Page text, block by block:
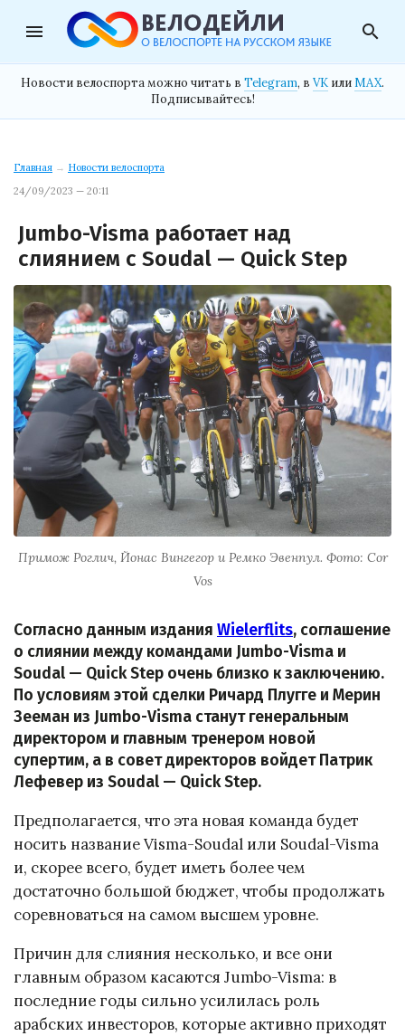
menu search
Новости велоспорта можно читать в Telegram, в VK илиMAX.
Подписывайтесь!
Главная → Новости велоспорта
24/09/2023 — 20:11
Jumbo-Visma работает над
слиянием с Soudal — Quick Step
Примож Роглич, Йонас Вингегор и Ремко Эвенпул. Фото: Cor
Vos
Согласно данным издания Wielerflits, соглашение
о слиянии между командами Jumbo-Visma и
Soudal — Quick Step очень близко к заключению.
По условиям этой сделки Ричард Плугге и Мерин
Зееман из Jumbo-Visma станут генеральным
директором и главным тренером новой
супертим, а в совет директоров войдет Патрик
Лефевер из Soudal — Quick Step.
Предполагается, что эта новая команда будет
носить название Visma-Soudal или Soudal-Visma
и, скорее всего, будет иметь более чем
достаточно большой бюджет, чтобы продолжать
соревноваться на самом высшем уровне.
Причин для слияния несколько, и все они
главным образом касаются Jumbo-Visma: в
последние годы сильно усилилась роль
арабских инвесторов, которые активно приходят